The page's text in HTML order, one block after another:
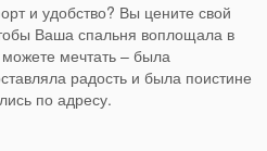
и удобство? Вы цените свой
Ваша спальня воплощала в
мечтать – была
радость и была поистине
по адресу.